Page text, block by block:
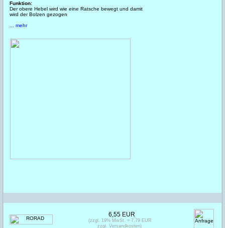
Funktion:
Der obere Hebel wird wie eine Ratsche bewegt und damit
wird der Bolzen gezogen
... mehr
6,55 EUR
(zzgl. 19% MwSt. = 7,79 EUR
zzgl. Versandkosten)